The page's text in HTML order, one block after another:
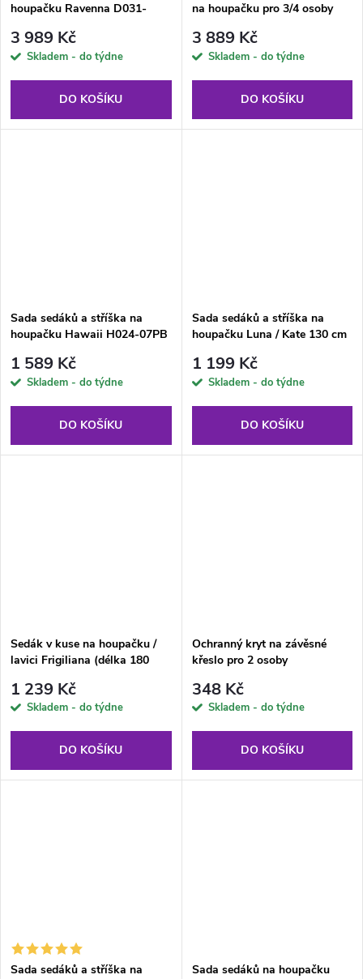
houpačku Ravenna D031-
3 989 Kč
Skladem - do týdne
DO KOŠÍKU
na houpačku pro 3/4 osoby
35CW PATIO
3 889 Kč
Skladem - do týdne
DO KOŠÍKU
Sada sedáků a stříška na
houpačku Hawaii H024-07PB
1 589 Kč
Skladem - do týdne
DO KOŠÍKU
Sada sedáků a stříška na
houpačku Luna / Kate 130 cm
1 199 Kč
Skladem - do týdne
DO KOŠÍKU
Sedák v kuse na houpačku /
lavici Frigiliana (délka 180
1 239 Kč
Skladem - do týdne
DO KOŠÍKU
Ochranný kryt na závěsné
křeslo pro 2 osoby
348 Kč
Skladem - do týdne
DO KOŠÍKU
Sada sedáků a stříška na
Sada sedáků na houpačku